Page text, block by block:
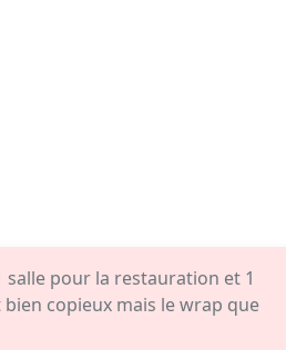
salle pour la restauration et 1
copieux mais le wrap que